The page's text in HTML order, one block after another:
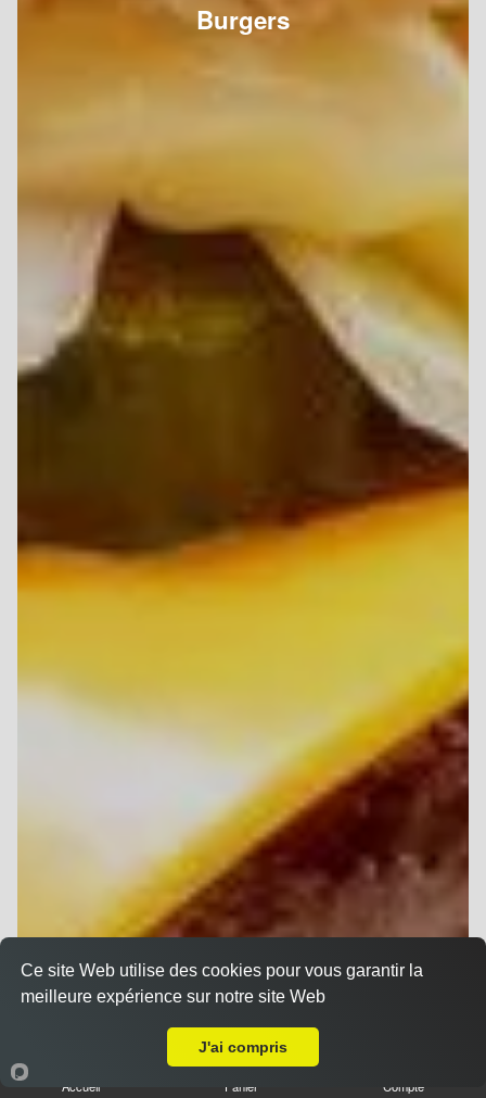
Burgers
Accueil Panier Compte
Ce site Web utilise des cookies pour vous garantir la
meilleure expérience sur notre site Web
J'ai compris